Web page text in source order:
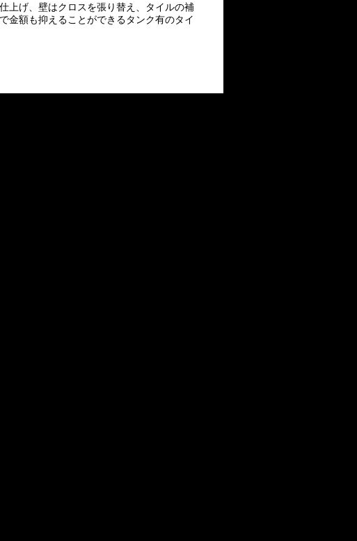
上げ、壁はクロスを張り替え、タイルの補
金額も抑えることができるタンク有のタイ